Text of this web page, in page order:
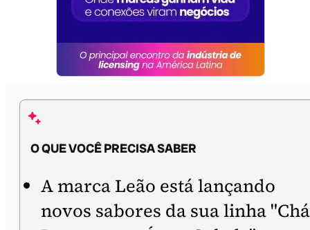
O QUE VOCÊ PRECISA SABER
A marca Leão está lançando
novos sabores da sua linha "Chá